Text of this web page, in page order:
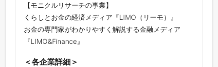
【モニクルリサーチの事業】
くらしとお金の経済メディア『LIMO（リーモ）』
お金の専門家がわかりやすく解説する金融メディア
『LIMO&Finance』
＜各企業詳細＞